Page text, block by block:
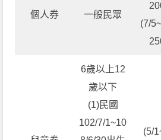
個人券 一般民眾
(7/
6歲以上12
歲以下
(1)民國
102/7/1~10
(5/